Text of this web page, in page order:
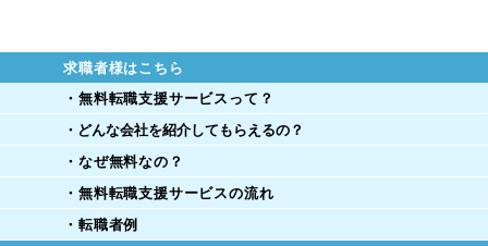
求職者様はこちら
・無料転職支援サービスって？
・どんな会社を紹介してもらえるの？
・なぜ無料なの？
・無料転職支援サービスの流れ
・転職者例